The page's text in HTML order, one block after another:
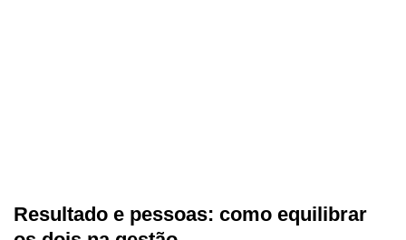
Resultado e pessoas: como equilibrar